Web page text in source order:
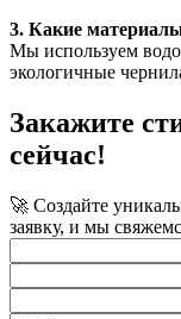
3. Какие
Мы используем
экологичные
Закажите
сейчас!
🚀 Создайте
заявку, и мы